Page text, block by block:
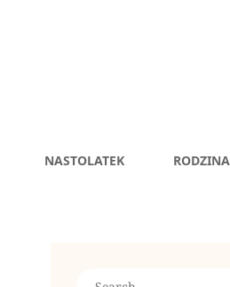
NASTOLATEK RODZINA